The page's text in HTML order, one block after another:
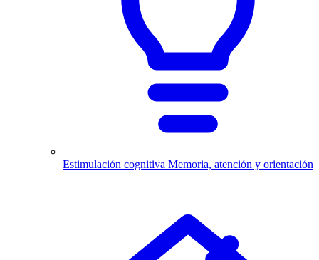
Estimulación cognitiva Memoria, atención y orientación